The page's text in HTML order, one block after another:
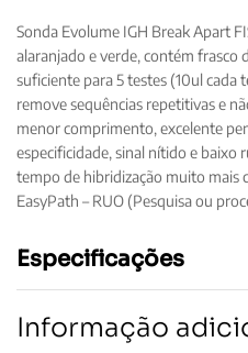
Sonda Evolume IGH Break Apart
alaranjado e verde, contém frasco
suficiente para 5 testes (10ul cada
remove sequências repetitivas e
menor comprimento, excelente
especificidade, sinal nítido e
tempo de hibridização muito mais
EasyPath – RUO (Pesquisa ou
Especificações
Informação